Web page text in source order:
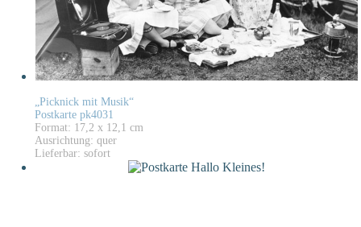
„Picknick mit Musik“
Postkarte pk4031
Format: 17,2 x 12,1 cm
Ausrichtung: quer
Lieferbar: sofort